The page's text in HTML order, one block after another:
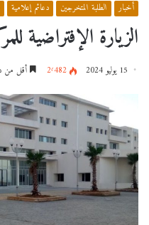
أخبار الطلبة المتخرجين دعائم إعلامية
الزيارة الإفتراضية
15 يوليو 2024 2٬482 أقل من